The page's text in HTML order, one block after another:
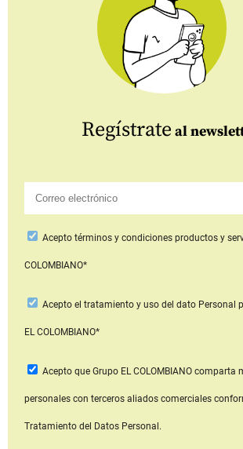
Regístrate al
Aceptotérminos y condiciones productos y
COLOMBIANO*
Acepto el tratamiento y uso del dato Personal
EL COLOMBIANO*
Acepto que Grupo EL COLOMBIANOcomparta
personales con terceros aliados comerciales
Tratamiento del Datos Personal.